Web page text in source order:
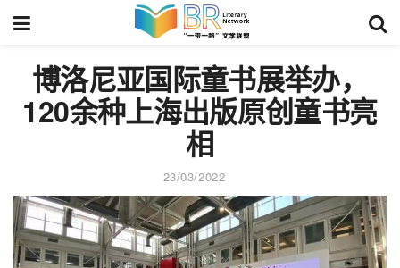
博洛尼亚国际童书展举办，
120余种上海出版原创童书亮
相
23/03/2022